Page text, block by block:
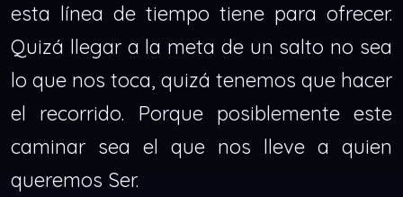
esta línea de tiempo tiene para ofrecer.
Quizá llegar a la meta de un salto no sea
lo que nos toca, quizá tenemos que hacer
el recorrido. Porque posiblemente este
caminar sea el que nos lleve a quien
queremos Ser.